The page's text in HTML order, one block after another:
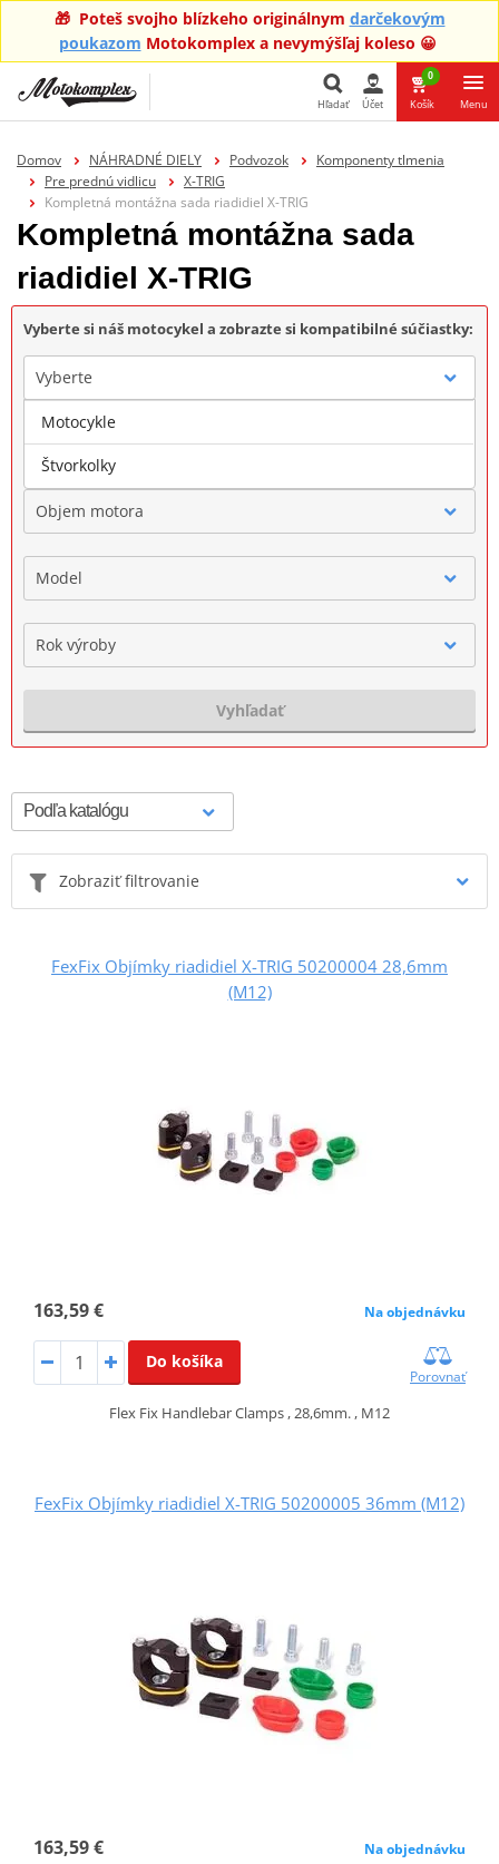
🎁 Poteš svojho blízkeho originálnym darčekovým
poukazom Motokomplex a nevymýšľaj koleso 😀
Hľadať
Hľadať Účet
0
Košík Menu
Domov NÁHRADNÉ DIELY Podvozok
Komponenty tlmenia
Pre prednú vidlicu
X-TRIG
Kompletná montážna sada riadidiel X-TRIG
Kompletná montážna sada
riadidiel X-TRIG
Vyberte si náš motocykel a zobrazte si kompatibilné súčiastky:
Vyberte
Značka
Objem motora
Model
Rok výroby
Vyhľadať
Zobraziť filtrovanie
FexFix Objímky riadidiel X-TRIG 50200004 28,6mm
(M12)
163,59 € Na objednávku
Do košíka
Porovnať
Flex Fix Handlebar Clamps , 28,6mm. , M12
FexFix Objímky riadidiel X-TRIG 50200005 36mm (M12)
163,59 € Na objednávku
Motocykle
Štvorkolky